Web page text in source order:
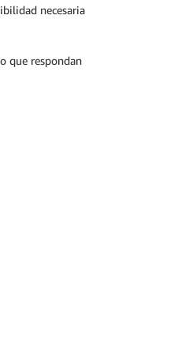
necesaria
que respondan